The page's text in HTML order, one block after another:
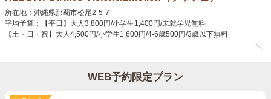
所在地：沖縄県那覇市松尾2-5-7
平均予算：【平日】大人3,800円/小学生1,400円/未就学児無料
【土・日・祝】大人4,500円/小学生1,600円/4-6歳500円/3歳以下無料
WEB予約限定プラン